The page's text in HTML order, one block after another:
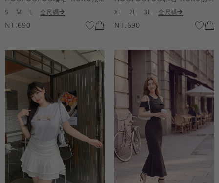
S M L 全尺碼
NT.690
XL 2L 3L 全尺碼
NT.690